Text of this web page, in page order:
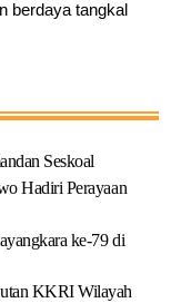
berdaya tangkal
Seskoal
Hadiri Perayaan
ke-79 di
KKRI Wilayah